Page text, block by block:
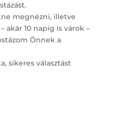
megnézni, illetve
akár 10 napig is várok –
Önnek a
sikeres választást